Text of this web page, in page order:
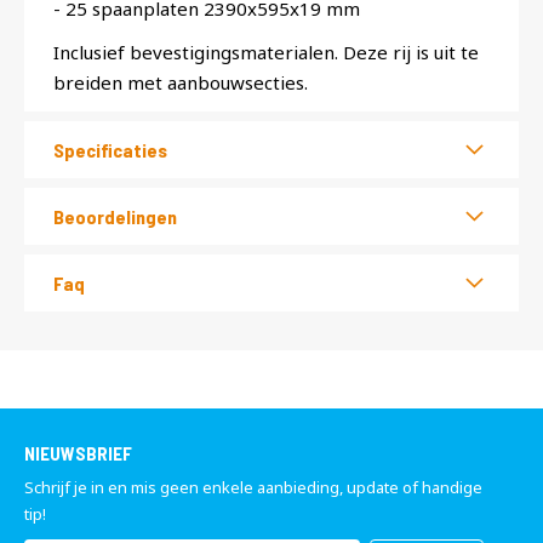
- 25 spaanplaten 2390x595x19 mm
Inclusief bevestigingsmaterialen. Deze rij is uit te
breiden met aanbouwsecties.
Specificaties
Beoordelingen
Faq
NIEUWSBRIEF
Schrijf je in en mis geen enkele aanbieding, update of handige
tip!